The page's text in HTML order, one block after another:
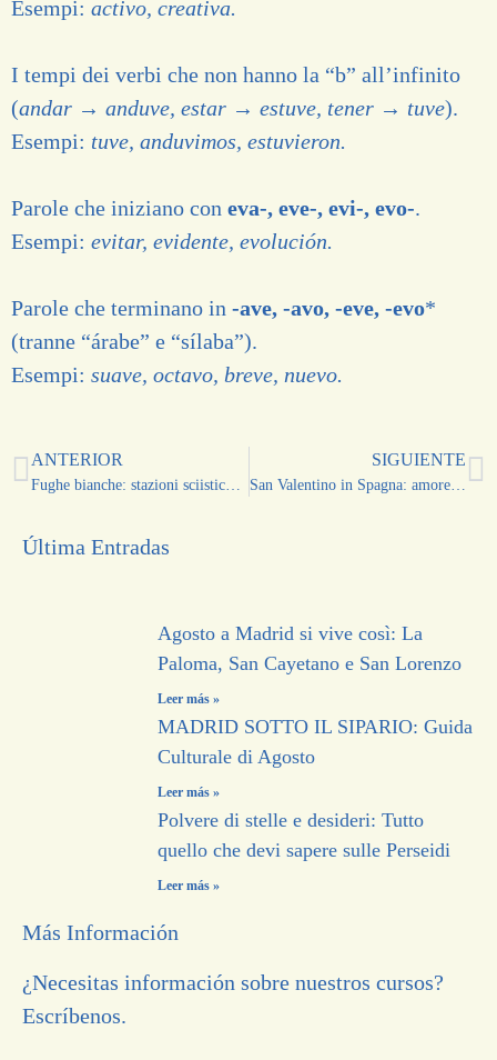
Esempi: activo, creativa.
I tempi dei verbi che non hanno la “b” all’infinito
(andar → anduve, estar → estuve, tener → tuve).
Esempi: tuve, anduvimos, estuvieron.
Parole che iniziano con eva-, eve-, evi-, evo-.
Esempi: evitar, evidente, evolución.
Parole che terminano in -ave, -avo, -eve, -evo*
(tranne “árabe” e “sílaba”).
Esempi: suave, octavo, breve, nuevo.
ANTERIOR SIGUIENTE
San Valentino in Spagna: amore, tradizione e dettagli che conquistano
Última Entradas
Agosto a Madrid si vive così: La
Paloma, San Cayetano e San Lorenzo
Leer más »
MADRID SOTTO IL SIPARIO: Guida
Culturale di Agosto
Leer más »
Polvere di stelle e desideri: Tutto
quello che devi sapere sulle Perseidi
Leer más »
Más Información
¿Necesitas información sobre nuestros cursos?
Escríbenos.